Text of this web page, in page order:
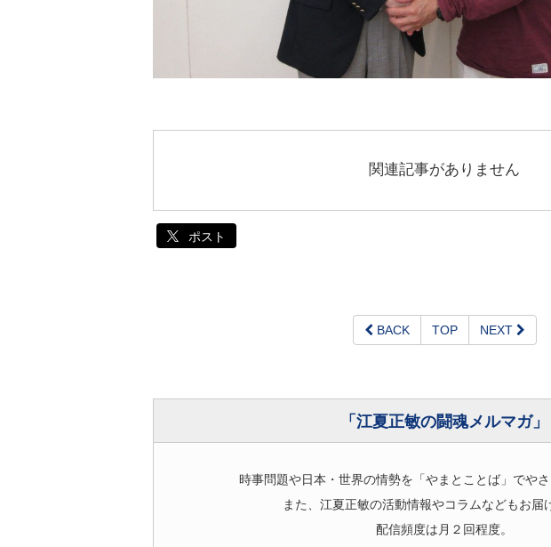
関連記事がありません
ポスト
BACK TOP NEXT
「江夏正敏の闘魂メルマガ」
時事問題や日本・世界の情勢を「やまとことば」でやさ
また、江夏正敏の活動情報やコラムなどもお届
配信頻度は月２回程度。